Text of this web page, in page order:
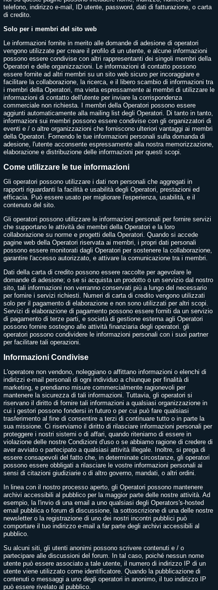
telefono, indirizzo e-mail, ID utente, password, dati di fatturazione, o carta
di credito.
Solo per i membri del sito web
Le informazioni fornite in merito alle domande di adesione di operatori
vengono utilizzate per creare il profilo di un utente, e alcune informazioni
possono essere condivise con altri rappresentanti dei singoli membri della
Operatori e delle organizzazioni. Le informazioni di contatto possono
essere fornite ad altri membri su un sito web sicuro per incoraggiare e
facilitare la collaborazione, la ricerca, e il libero scambio di informazioni tra
i membri della Operatori, ma vieta espressamente ai membri di utilizzare le
informazioni di contatto dell'utente per inviare la corrispondenza
commerciale non richiesta. I membri della Operatori possono essere
aggiunti automaticamente alla mailing list degli Operatori. Di tanto in tanto,
informazioni sui membri possono essere condivise con gli organizzatori di
eventi e / o altre organizzazioni che forniscono ulteriori vantaggi ai membri
della Operatori. Fornendo le tue informazioni personali sulla domanda di
adesione, l'utente acconsente espressamente alla nostra memorizzazione,
elaborazione e distribuzione delle informazioni per questi scopi.
Come utilizzare le tue informazioni
Gli operatori possono utilizzare i dati non personali che aggregati in
rapporti riguardanti la facilità e usabilità degli Operatori, prestazioni ed
efficacia. Può essere usato per migliorare l'esperienza, usabilità, e il
contenuto del sito.
Gli operatori possono utilizzare le informazioni personali per fornire servizi
che supportano le attività dei membri della Operatori e la loro
collaborazione su norme e progetti della Operatori. Quando si accede
pagine web della Operatori riservata ai membri, i propri dati personali
possono essere monitorati dagli Operatori per sostenere la collaborazione,
garantire l'accesso autorizzato, e attivare la comunicazione tra i membri.
Dati della carta di credito possono essere raccolte per agevolare le
domande di adesione; o se si acquista un prodotto o un servizio dal nostro
sito, tali informazioni non verranno conservati più a lungo del necessario
per fornire i servizi richiesti. Numeri di carta di credito vengono utilizzati
solo per il pagamento di elaborazione e non sono utilizzati per altri scopi.
Servizi di elaborazione di pagamento possono essere forniti da un servizio
di pagamento di terze parti, e società di gestione esterna agli Operatori
possono fornire sostegno alle attività finanziaria degli operatori. gli
operatori possono condividere le informazioni personali con i suoi partner
per facilitare tali operazioni.
Informazioni Condivise
L'operatore non vendono, noleggiano o affittano informazioni o elenchi di
indirizzi e-mail personali di ogni individuo a chiunque per finalità di
marketing, e prendiamo misure commercialmente ragionevoli per
mantenere la sicurezza di tali informazioni. Tuttavia, gli operatori si
riservano il diritto di fornire tali informazioni a qualsiasi organizzazione in
cui i gestori possono fondersi in futuro o per cui può fare qualsiasi
trasferimento al fine di consentire a terzi di continuare tutto o in parte la
sua missione. Ci riserviamo il diritto di rilasciare informazioni personali per
proteggere i nostri sistemi o di affari, quando riteniamo di essere in
violazione delle nostre Condizioni d'uso o se abbiamo ragione di credere di
aver avviato o partecipato a qualsiasi attività illegale. Inoltre, si prega di
essere consapevoli del fatto che, in determinate circostanze, gli operatori
possono essere obbligati a rilasciare le vostre informazioni personali ai
sensi di citazioni giudiziarie o di altro governo, mandati, o altri ordini.
In linea con il nostro processo aperto, gli Operatori possono mantenere
archivi accessibili al pubblico per la maggior parte delle nostre attività. Ad
esempio, la l'invio di una email a uno qualsiasi degli Operators's-hosted
email pubblica o forum di discussione, la sottoscrizione di una delle nostre
newsletter o la registrazione di uno dei nostri incontri pubblici può
comportare il tuo indirizzo e-mail a far parte degli archivi accessibili al
pubblico.
Su alcuni siti, gli utenti anonimi possono scrivere contenuti e / o
partecipare alle discussioni del forum. In tal caso, poiché nessun nome
utente può essere associato a tale utente, il numero di indirizzo IP di un
utente viene utilizzato come identificatore. Quando la pubblicazione di
contenuti o messaggi a uno degli operatori in anonimo, il tuo indirizzo IP
può essere rivelato al pubblico.